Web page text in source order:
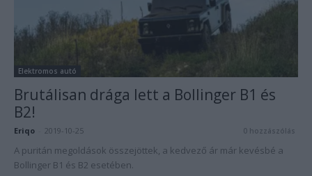
Elektromos autó
Brutálisan drága lett a Bollinger B1 és
B2!
Eriqo 2019-10-25 0 hozzászólás
A puritán megoldások összejöttek, a kedvező ár már kevésbé a
Bollinger B1 és B2 esetében.